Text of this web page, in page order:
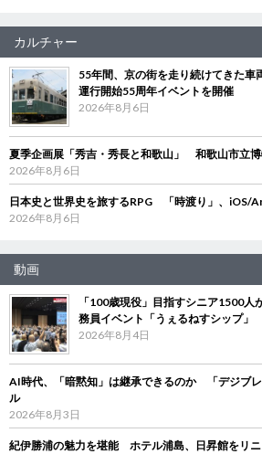
カルチャー
55年間、京の街を走り続けてきた車
運行開始55周年イベントを開催
2026年8月6日
夏季企画展「秀吉・秀長と和歌山」 和歌山市立
2026年8月6日
日本史と世界史を旅するRPG 「時渡り」、iOS/
2026年8月6日
動画
「100歳現役」目指すシニア1500
務員イベント「うぇるねすシップ」
2026年8月4日
AI時代、「暗黙知」は継承できるのか 「デジブ
ル
2026年8月3日
紀伊勝浦の魅力を堪能 ホテル浦島、日昇館をリ